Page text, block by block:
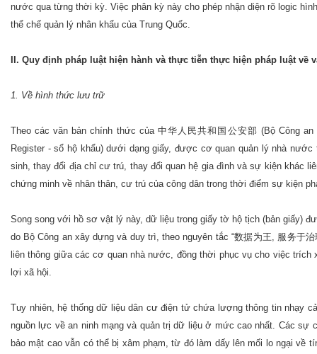
nước qua từng thời kỳ. Việc phân kỳ này cho phép nhận diện rõ logic
thể chế quản lý nhân khẩu của Trung Quốc.
II. Quy định pháp luật hiện hành và thực tiễn thực hiện pháp luật về
1. Về hình thức lưu trữ
Theo các văn bản chính thức của 中华人民共和国公安部 (Bộ Công
Register - sổ hộ khẩu) dưới dạng giấy, được cơ quan quản lý nhà
sinh, thay đổi địa chỉ cư trú, thay đổi quan hệ gia đình và sự kiện khác
chứng minh về nhân thân, cư trú của công dân trong thời điểm sự kiện
Song song với hồ sơ vật lý này, dữ liệu trong giấy tờ hộ tịch (bản giấy)
do Bộ Công an xây dựng và duy trì, theo nguyên tắc “数据为王, 服务于
liên thông giữa các cơ quan nhà nước, đồng thời phục vụ cho việc
lợi xã hội.
Tuy nhiên, hệ thống dữ liệu dân cư điện tử chứa lượng thông tin nhạy
nguồn lực về an ninh mạng và quản trị dữ liệu ở mức cao nhất. Các sự
bảo mật cao vẫn có thể bị xâm phạm, từ đó làm dấy lên mối lo ngại về